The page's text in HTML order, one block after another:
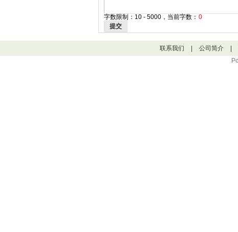
字数限制：10 - 5000，当前字数： 0
提交
联系我们 公司简介